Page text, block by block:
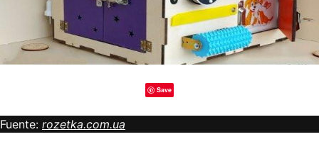
Save
Fuente: rozetka.com.ua